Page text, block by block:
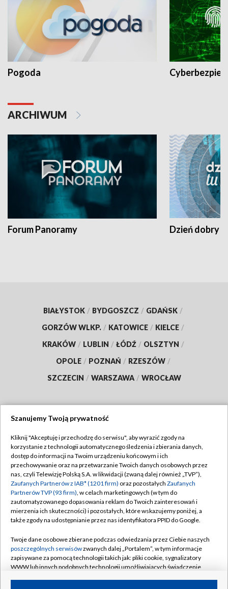
Pogoda
ARCHIWUM
Forum Panoramy Dzień dobry
BIAŁYSTOK / BYDGOSZCZ / GDAŃSK /
GORZÓW WLKP. / KATOWICE / KIELCE /
KRAKÓW / LUBLIN / ŁÓDŹ / OLSZTYN /
OPOLE / POZNAŃ / RZESZÓW /
SZCZECIN / WARSZAWA / WROCŁAW
TVP
Abonament TVP
Emisja w TVP
Centrum informacji TVP
Naziemna Telewizja Cyfrowa
Rada Programowa
System NOS
Informacje o nadawcy
Regulamin TVP
Polityka prywatności
Moje zgody
Pomoc
Kontakt
Kanały
Szanujemy Twoją prywatność
Kliknij "Akceptuję i przechodzę do serwisu", aby wyrazić zgody na
korzystanie z technologii automatycznego śledzenia i zbierania danych,
dostęp do informacji na Twoim urządzeniu końcowym i ich
przechowywanie oraz na przetwarzanie Twoich danych osobowych przez
nas, czyli Telewizję Polską S.A. w likwidacji (zwaną dalej również „TVP”),
Zaufanych Partnerów z IAB* (1201 firm) oraz pozostałych Zaufanych
Partnerów TVP (93 firm), w celach marketingowych (w tym do
zautomatyzowanego dopasowania reklam do Twoich zainteresowań i
mierzenia ich skuteczności) i pozostałych, które wskazujemy poniżej, a
także zgody na udostępnianie przez nas identyfikatora PPID do Google.
Twoje dane osobowe zbierane podczas odwiedzania przez Ciebie naszych
poszczególnych serwisówzwanych dalej „Portalem”, w tym informacje
zapisywane za pomocą technologii takich jak: pliki cookie, sygnalizatory
WWW lub innych podobnych technologii umożliwiających świadczenie